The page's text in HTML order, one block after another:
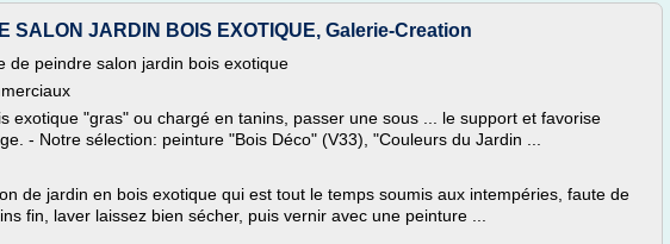
SALON JARDIN BOIS EXOTIQUE, Galerie-Creation
de peindre salon jardin bois exotique
exotique "gras" ou chargé en tanins, passer une sous ... le support et favorise
- Notre sélection: peinture "Bois Déco" (V33), "Couleurs du Jardin ...
de jardin en bois exotique qui est tout le temps soumis aux intempéries, faute de
fin, laver laissez bien sécher, puis vernir avec une peinture ...